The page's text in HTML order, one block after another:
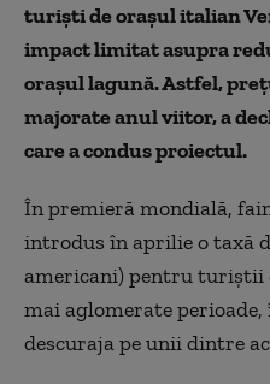
turişti de oraşul italian
impact limitat asupra
oraşul lagună. Astfel,
majorate anul viitor, a
care a condus proiectul.
În premieră mondială,
introdus în aprilie o taxă
americani) pentru turiştii
mai aglomerate
descuraja pe unii dintre